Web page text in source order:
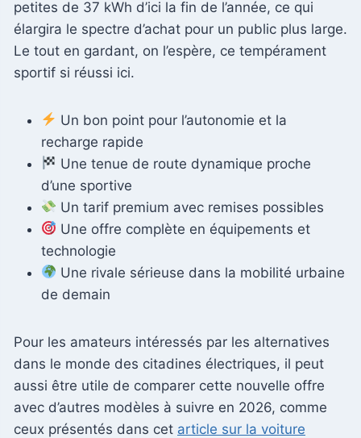
petites de 37 kWh d’ici la fin de l’année, ce qui
élargira le spectre d’achat pour un public plus large.
Le tout en gardant, on l’espère, ce tempérament
sportif si réussi ici.
Un bon point pour l’autonomie et la
recharge rapide
Une tenue de route dynamique proche
d’une sportive
Un tarif premium avec remises possibles
Une offre complète en équipements et
technologie
Une rivale sérieuse dans la mobilité urbaine
de demain
Pour les amateurs intéressés par les alternatives
dans le monde des citadines électriques, il peut
aussi être utile de comparer cette nouvelle offre
avec d’autres modèles à suivre en 2026, comme
ceux présentés dans cet article sur la voiture